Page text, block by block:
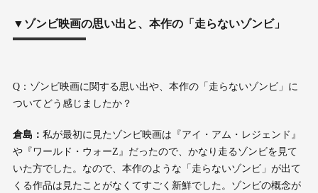
▼ゾンビ映画の思い出と、本作の「走らないゾンビ」
Q：ゾンビ映画に関する思い出や、本作の「走らないゾンビ」に
ついてどう感じましたか？
倉島： 私が最初に見たゾンビ映画は『アイ・アム・レジェンド』
や『ワールド・ウォーZ』だったので、かなり走るゾンビを見て
いた方でした。なので、本作のような「走らないゾンビ」が出て
くる作品は見たことがなくてすごく新鮮でした。ゾンビの概念が